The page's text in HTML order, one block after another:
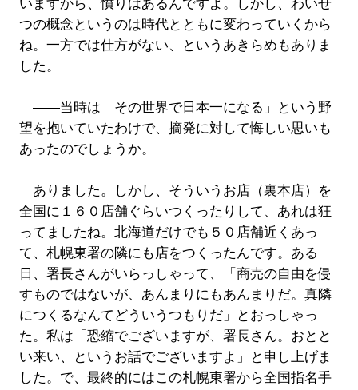
いますから、憤りはあるんですよ。しかし、わいせ
つの概念というのは時代とともに変わっていくから
ね。一方では仕方がない、というあきらめもありま
した。
――当時は「その世界で日本一になる」という野
望を抱いていたわけで、摘発に対して悔しい思いも
あったのでしょうか。
ありました。しかし、そういうお店（裏本店）を
全国に１６０店舗ぐらいつくったりして、あれは狂
ってましたね。北海道だけでも５０店舗近くあっ
て、札幌東署の隣にも店をつくったんです。ある
日、署長さんがいらっしゃって、「商売の自由を侵
すものではないが、あんまりにもあんまりだ。真隣
につくるなんてどういうつもりだ」とおっしゃっ
た。私は「恐縮でございますが、署長さん。おとと
い来い、というお話でございますよ」と申し上げま
した。で、最終的にはこの札幌東署から全国指名手